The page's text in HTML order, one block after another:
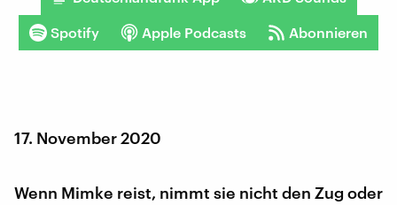
Spotify Apple Podcasts Abonnieren
17. November 2020
Wenn Mimke reist, nimmt sie nicht den Zug oder